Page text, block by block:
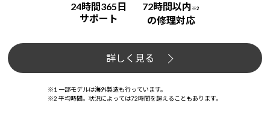
24時間365日
サポート
72時間以内 ※2
の修理対応
詳しく見る
※1 一部モデルは海外製造も行っています。
※2 平均時間。状況によっては72時間を超えることもあります。